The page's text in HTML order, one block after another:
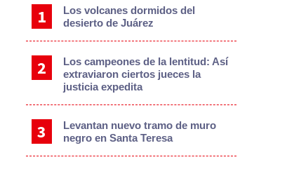
Los volcanes dormidos del
desierto de Juárez
Los campeones de la lentitud: Así
extraviaron ciertos jueces la
justicia expedita
Levantan nuevo tramo de muro
negro en Santa Teresa